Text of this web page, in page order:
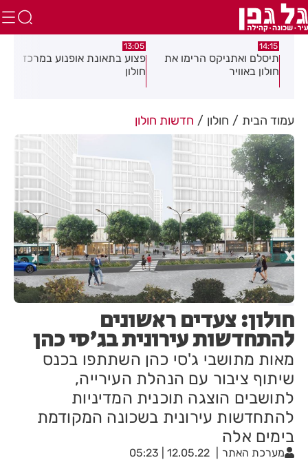
14:15
תיסלם ואתניקס הרימו את
חולון באוויר
13:05
פצוע בתאונת אופנוע במרכז
חולון
עמוד הבית חולון חדשות חולון
חולון: צעדים ראשונים
להתחדשות עירונית בג'סי כהן
מאות מתושבי ג'סי כהן השתתפו בכנס
שיתוף ציבור עם הנהלת העירייה,
לתושבים הוצגה תוכנית המדיניות
להתחדשות עירונית בשכונה המקודמת
בימים אלה
מערכת האתר 12.05.22 | 05:23